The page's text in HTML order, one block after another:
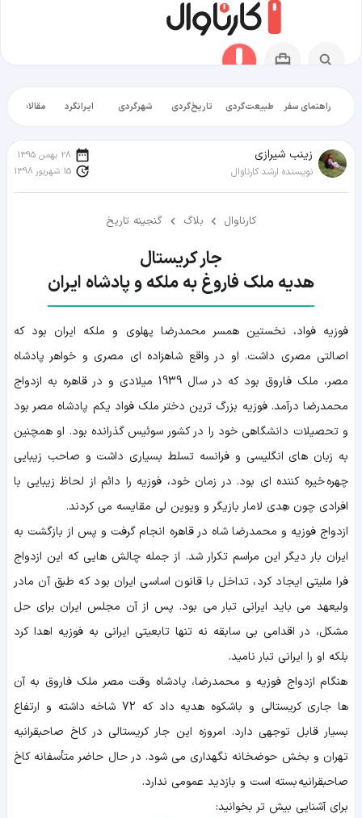
راهنمای سفر طبیعت‌گردی تاریخ‌گردی شهرگردی ایرانگرد مقالات
زينب شيرازی
نویسنده ارشد کارناوال
28 بهمن 1395
15 شهریور 1398
کارناوال بلاگ گنجینه تاریخ
هدیه ملک فاروغ به ملکه و پادشاه ایران
فوزیه فواد، نخستین همسر محمدرضا پهلوی و ملکه ایران بود که
اصالتی مصری داشت. او در واقع شاهزاده ای مصری و خواهر پادشاه
مصر، ملک فاروق بود که در سال 1939 میلادی و در قاهره به ازدواج
محمدرضا درآمد. فوزیه بزرگ ترین دختر ملک فواد یکم پادشاه مصر بود
و تحصیلات دانشگاهی خود را در کشور سوئیس گذرانده بود. او همچنین
به زبان های انگلیسی و فرانسه تسلط بسیاری داشت و صاحب زیبایی
چهره خیره کننده ای بود. در زمان خود، فوزیه را دائم از لحاظ زیبایی با
افرادی چون هِدی لامار بازیگر و ویوین لی مقایسه می کردند.
ازدواج فوزیه و محمدرضا شاه در قاهره انجام گرفت و پس از بازگشت به
ایران بار دیگر این مراسم تکرار شد. از جمله چالش هایی که این ازدواج
فرا ملیتی ایجاد کرد، تداخل با قانون اساسی ایران بود که طبق آن مادر
ولیعهد می باید ایرانی تبار می بود. پس از آن مجلس ایران برای حل
مشکل، در اقدامی بی سابقه نه تنها تابعیتی ایرانی به فوزیه اهدا کرد
بلکه او را ایرانی تبار نامید.
هنگام ازدواج فوزیه و محمدرضا، پادشاه وقت مصر ملک فاروق به آن
ها جاری کریستالی و باشکوه هدیه داد که 72 شاخه داشته و ارتفاع
بسیار قابل توجهی دارد. امروزه این جار کریستالی در کاخ صاحبقرانیه
تهران و بخش حوضخانه نگهداری می شود. در حال حاضر متأسفانه کاخ
صاحبقرانیه بسته است و بازدید عمومی ندارد.
برای آشنایی بیش تر بخوانید: